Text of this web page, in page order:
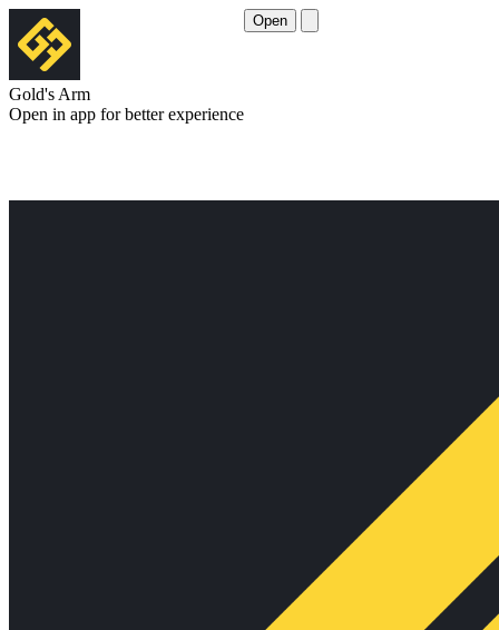
Gold's Arm
Open in app for better experience
Open